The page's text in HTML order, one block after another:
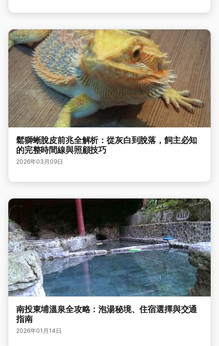
鬆獅蜥脫皮前兆全解析：從灰白到脫落，飼主必知
的完整時間線與照顧技巧
2026年03月09日
南投東埔溫泉全攻略：泡湯秘境、住宿選擇與交通
指南
2026年01月14日